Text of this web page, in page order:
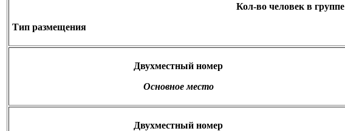
Кол-во человек в группе
Тип размещения
Двухместный номер
Основное место
Двухместный номер